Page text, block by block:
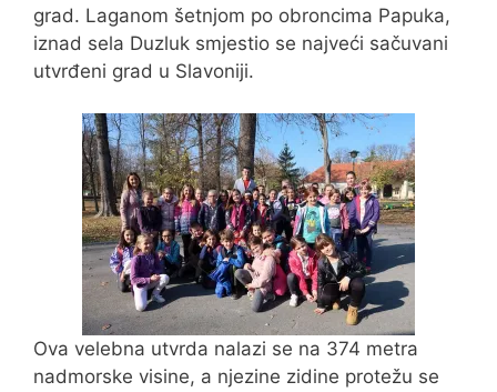
grad. Laganom šetnjom po obroncima Papuka,
iznad sela Duzluk smjestio se najveći sačuvani
utvrđeni grad u Slavoniji.
Ova velebna utvrda nalazi se na 374 metra
nadmorske visine, a njezine zidine protežu se